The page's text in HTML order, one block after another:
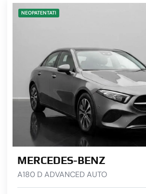
NEOPATENTATI
MERCEDES-BENZ
A180 D ADVANCED AUTO